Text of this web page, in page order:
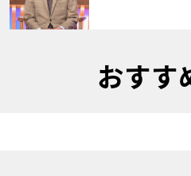
おすす